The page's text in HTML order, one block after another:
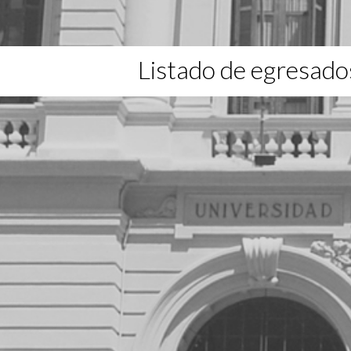
Listado de